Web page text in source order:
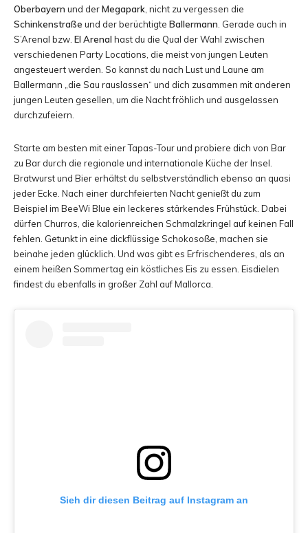
aus
Welt
Oberbayern und derMegapark , nicht zu vergessen die
Schinkenstraße und der berüchtigte Ballermann . Gerade auch in
S’Arenal bzw. El Arenal hast du die Qual der Wahl zwischen
verschiedenen Party Locations, die meist von jungen Leuten
angesteuert werden. So kannst du nach Lust und Laune am
Ballermann „die Sau rauslassen“ und dich zusammen mit anderen
jungen Leuten gesellen, um die Nacht fröhlich und ausgelassen
durchzufeiern.
Starte am besten mit einer Tapas-Tour und probiere dich von Bar
zu Bar durch die regionale und internationale Küche der Insel.
Bratwurst und Bier erhältst du selbstverständlich ebenso an quasi
jeder Ecke. Nach einer durchfeierten Nacht genießt du zum
Beispiel im BeeWi Blue ein leckeres stärkendes Frühstück. Dabei
dürfen Churros, die kalorienreichen Schmalzkringel auf keinen Fall
fehlen. Getunkt in eine dickflüssige Schokosoße, machen sie
beinahe jeden glücklich. Und was gibt es Erfrischenderes, als an
einem heißen Sommertag ein köstliches Eis zu essen. Eisdielen
findest du ebenfalls in großer Zahl auf Mallorca.
Sieh dir diesen Beitrag auf Instagram an